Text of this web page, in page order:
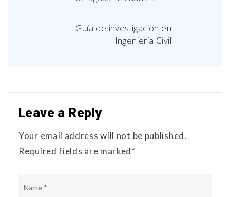
Guía de investigación en
Ingeniería Civil
Leave a Reply
Your email address will not be published.
Required fields are marked*